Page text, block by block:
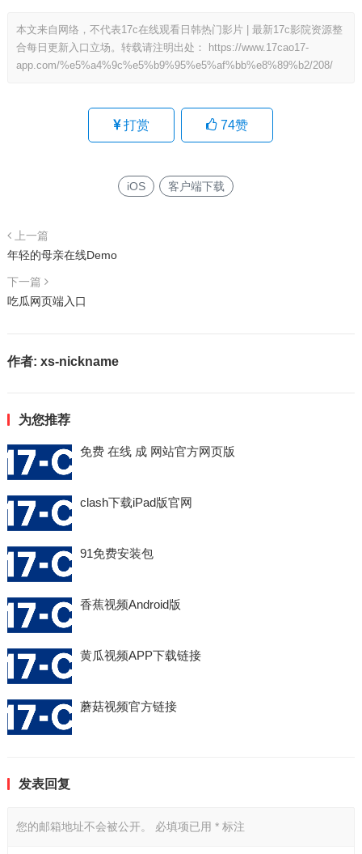
本文来自网络，不代表17c在线观看日韩热门影片 | 最新17c影院资源整
合每日更新入口立场。转载请注明出处： https://www.17cao17-
app.com/%e5%a4%9c%e5%b9%95%e5%af%bb%e8%89%b2/208/
打赏 74赞
iOS 客户端下载
上一篇
年轻的母亲在线Demo
下一篇
吃瓜网页端入口
作者: xs-nickname
为您推荐
免费 在线 成 网站官方网页版
clash下载iPad版官网
91免费安装包
香蕉视频Android版
黄瓜视频APP下载链接
蘑菇视频官方链接
发表回复
您的邮箱地址不会被公开。 必填项已用 *标注